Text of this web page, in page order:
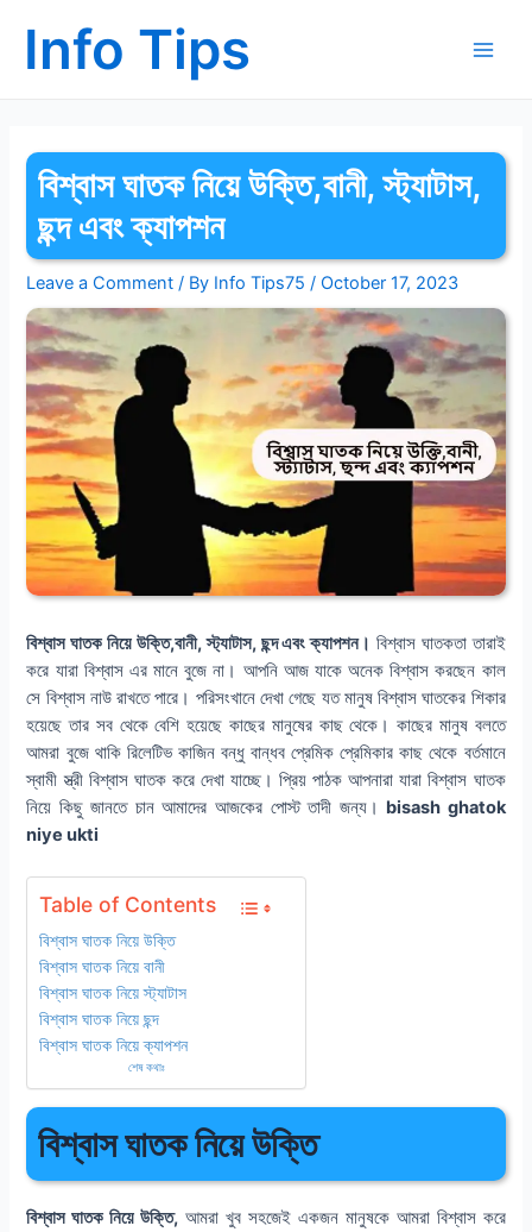
contentInfo Tips
বিশ্বাস ঘাতক নিয়ে উক্তি,বানী, স্ট্যাটাস,
ছন্দ এবং ক্যাপশন
Leave a Comment / By Info Tips75/October 17, 2023
বিশ্বাস ঘাতক নিয়ে উক্তি,বানী, স্ট্যাটাস, ছন্দ এবং ক্যাপশন। বিশ্বাস ঘাতকতা তারাই
করে যারা বিশ্বাস এর মানে বুজে না। আপনি আজ যাকে অনেক বিশ্বাস করছেন কাল
সে বিশ্বাস নাউ রাখতে পারে। পরিসংখানে দেখা গেছে যত মানুষ বিশ্বাস ঘাতকের শিকার
হয়েছে তার সব থেকে বেশি হয়েছে কাছের মানুষের কাছ থেকে। কাছের মানুষ বলতে
আমরা বুজে থাকি রিলেটিভ কাজিন বন্ধু বান্ধব প্রেমিক প্রেমিকার কাছ থেকে বর্তমানে
স্বামী স্ত্রী বিশ্বাস ঘাতক করে দেখা যাচ্ছে। প্রিয় পাঠক আপনারা যারা বিশ্বাস ঘাতক
নিয়ে কিছু জানতে চান আমাদের আজকের পোস্ট তাদী জন্য। bisash ghatok
niye ukti
Table of Contents
বিশ্বাস ঘাতক নিয়ে উক্তি
বিশ্বাস ঘাতক নিয়ে বানী
বিশ্বাস ঘাতক নিয়ে স্ট্যাটাস
বিশ্বাস ঘাতক নিয়ে ছন্দ
বিশ্বাস ঘাতক নিয়ে ক্যাপশন
শেষ কথাঃ
বিশ্বাস ঘাতক নিয়ে উক্তি
বিশ্বাস ঘাতক নিয়ে উক্তি, আমরা খুব সহজেই একজন মানুষকে আমরা বিশ্বাস করে